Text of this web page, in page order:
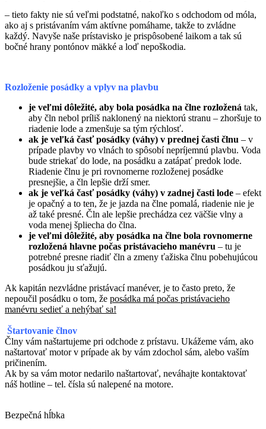
– tieto fakty nie sú veľmi podstatné, nakoľko s odchodom od móla,
ako aj s pristávaním vám aktívne pomáhame, takže to zvládne
každý. Navyše naše prístavisko je prispôsobené laikom a tak sú
bočné hrany pontónov mäkké a loď nepoškodia.
Rozloženie posádky a vplyv na plavbu
je veľmi dôležité, aby bola posádka na člne rozložená tak,
aby čln nebol príliš naklonený na niektorú stranu – zhoršuje to
riadenie lode a zmenšuje sa tým rýchlosť.
ak je veľká časť posádky (váhy) v prednej časti člnu – v
prípade plavby vo vlnách to spôsobí nepríjemnú plavbu. Voda
bude striekať do lode, na posádku a zatápať predok lode.
Riadenie člnu je pri rovnomerne rozloženej posádke
presnejšie, a čln lepšie drží smer.
ak je veľká časť posádky (váhy) v zadnej časti lode – efekt
je opačný a to ten, že je jazda na člne pomalá, riadenie nie je
až také presné. Čln ale lepšie prechádza cez väčšie vlny a
voda menej špliecha do člna.
je veľmi dôležité, aby posádka na člne bola rovnomerne
rozložená hlavne počas pristávacieho manévru – tu je
potrebné presne riadiť čln a zmeny ťažiska člnu pobehujúcou
posádkou ju sťažujú.
Ak kapitán nezvládne pristávací manéver, je to často preto, že
nepoučil posádku o tom, že posádka má počas pristávacieho
manévru sedieť a nehýbať sa!
Štartovanie člnov
Člny vám naštartujeme pri odchode z prístavu. Ukážeme vám, ako
naštartovať motor v prípade ak by vám zdochol sám, alebo vaším
pričinením.
Ak by sa vám motor nedarilo naštartovať, neváhajte kontaktovať
náš hotline – tel. čísla sú nalepené na motore.
Bezpečná hĺbka